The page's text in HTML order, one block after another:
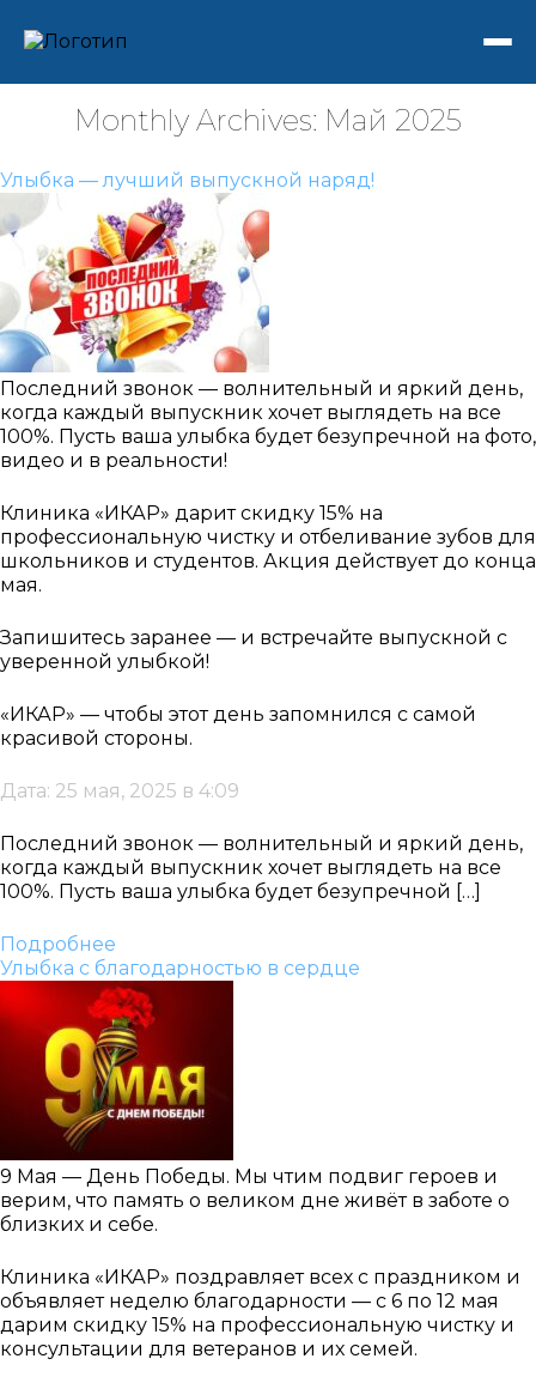
Monthly Archives: Май 2025
Улыбка — лучший выпускной наряд!
Последний звонок — волнительный и яркий день,
когда каждый выпускник хочет выглядеть на все
100%. Пусть ваша улыбка будет безупречной на фото,
видео и в реальности!
Клиника «ИКАР» дарит скидку 15% на
профессиональную чистку и отбеливание зубов для
школьников и студентов. Акция действует до конца
мая.
Запишитесь заранее — и встречайте выпускной с
уверенной улыбкой!
«ИКАР» — чтобы этот день запомнился с самой
красивой стороны.
Дата: 25 мая, 2025 в 4:09
Последний звонок — волнительный и яркий день,
когда каждый выпускник хочет выглядеть на все
100%. Пусть ваша улыбка будет безупречной […]
Подробнее
Улыбка с благодарностью в сердце
9 Мая — День Победы. Мы чтим подвиг героев и
верим, что память о великом дне живёт в заботе о
близких и себе.
Клиника «ИКАР» поздравляет всех с праздником и
объявляет неделю благодарности — с 6 по 12 мая
дарим скидку 15% на профессиональную чистку и
консультации для ветеранов и их семей.